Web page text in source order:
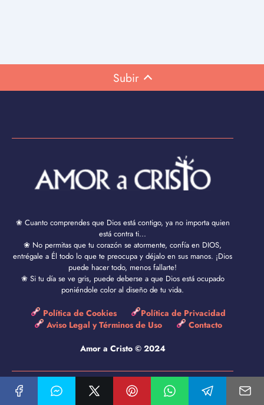
Subir
❀ Cuanto comprendes que Dios está contigo, ya no importa quien
está contra ti...
❀ No permitas que tu corazón se atormente, confía en DIOS,
entrégale a Él todo lo que te preocupa y déjalo en sus manos. ¡Dios
puede hacer todo, menos fallarte!
❀ Si tu día se ve gris, puede deberse a que Dios está ocupado
poniéndole color al diseño de tu vida.
Política de Cookies
Política de Privacidad
Aviso Legal y Términos de Uso
Contacto
Amor a Cristo © 2024